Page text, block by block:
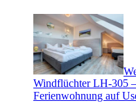
Windflüchter LH-305
Ferienwohnung auf